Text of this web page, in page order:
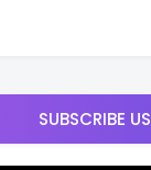
SUBSCRIBE US